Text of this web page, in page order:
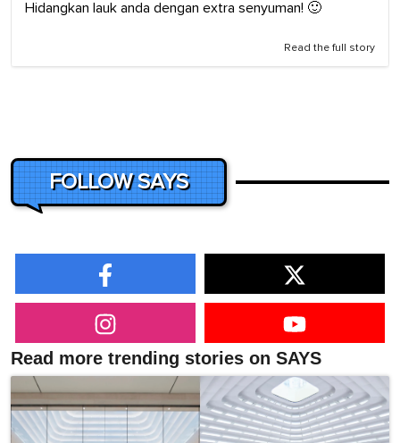
Hidangkan lauk anda dengan extra senyuman! 🙂
Read the full story
FOLLOW SAYS
Read more trending stories on SAYS